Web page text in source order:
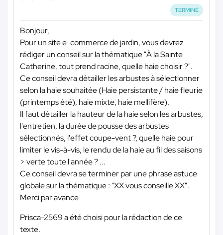
TERMINÉ
Bonjour,
Pour un site e-commerce de jardin, vous devrez
rédiger un conseil sur la thématique "À la Sainte
Catherine, tout prend racine, quelle haie choisir ?".
Ce conseil devra détailler les arbustes à sélectionner
selon la haie souhaitée (Haie persistante / haie fleurie
(printemps été), haie mixte, haie mellifère).
Il faut détailler la hauteur de la haie selon les arbustes,
l'entretien, la durée de pousse des arbustes
sélectionnés, l'effet coupe-vent ?, quelle haie pour
limiter le vis-à-vis, le rendu de la haie au fil des saisons
> verte toute l'année ? ...
Ce conseil devra se terminer par une phrase astuce
globale sur la thématique : "XX vous conseille XX".
Merci par avance
Prisca-2569 a été choisi pour la rédaction de ce
texte.